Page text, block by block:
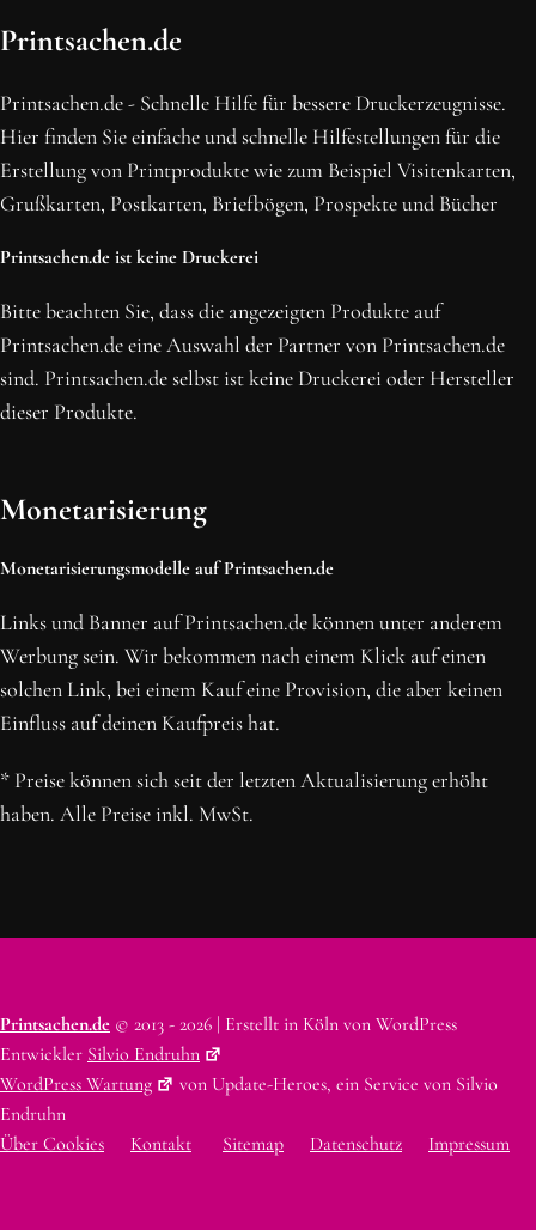
OH SCHON AM ENDE ANGEKOMMEN
BLEIBE MIT UNS IN VERBINDUNG!
Erhalte die neusten Beiträge, sichere dir Top-Angebote und
abonniere unseren Newsletter.
NEWSLETTER ABONNIEREN
Printsachen.de
Printsachen.de - Schnelle Hilfe für bessere Druckerzeugnisse.
Hier finden Sie einfache und schnelle Hilfestellungen für die
Erstellung von Printprodukte wie zum Beispiel Visitenkarten,
Grußkarten, Postkarten, Briefbögen, Prospekte und Bücher
Printsachen.de ist keine Druckerei
Bitte beachten Sie, dass die angezeigten Produkte auf
Printsachen.de eine Auswahl der Partner von Printsachen.de
sind. Printsachen.de selbst ist keine Druckerei oder Hersteller
dieser Produkte.
Monetarisierung
Monetarisierungsmodelle auf Printsachen.de
Links und Banner auf Printsachen.de können unter anderem
Werbung sein. Wir bekommen nach einem Klick auf einen
solchen Link, bei einem Kauf eine Provision, die aber keinen
Einfluss auf deinen Kaufpreis hat.
* Preise können sich seit der letzten Aktualisierung erhöht
haben. Alle Preise inkl. MwSt.
Printsachen.de © 2013 - 2026 | Erstellt in Köln von WordPress
Entwickler Silvio Endruhn
WordPress Wartung
von Update-Heroes, ein Service von Silvio
Endruhn
Über Cookies
Kontakt Sitemap Datenschutz Impressum